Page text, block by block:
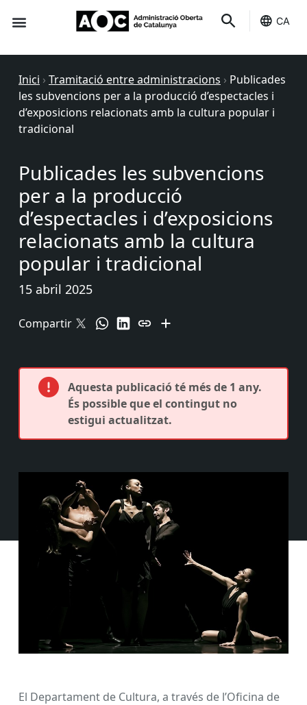
CA
Inici › Tramitació entre administracions › Publicades
les subvencions per a la producció d’espectacles i
d’exposicions relacionats amb la cultura popular i
tradicional
Publicades les subvencions
per a la producció
d’espectacles i d’exposicions
relacionats amb la cultura
popular i tradicional
15 abril 2025
Compartir
Aquesta publicació té més de 1 any.
És possible que el contingut no
estigui actualitzat.
El Departament de Cultura, a través de l’Oficina de